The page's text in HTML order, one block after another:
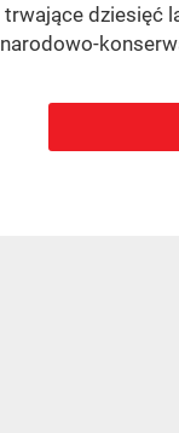
trwające dziesięć
narodowo-